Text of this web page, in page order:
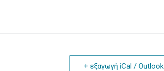
+ εξαγωγή iCal / Outlook